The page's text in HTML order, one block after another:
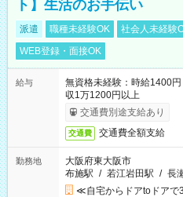
ト】生活のお手伝い
派遣 職種未経験OK 社会人未経験
WEB登録・面接OK
給与
無資格未経験：時給
収1万1200円以上
交通費別途支給あり
交通費 交通費全額支給
勤務地
大阪府東大阪市
布施駅 / 若江岩田駅 / 長
≪自宅からドアtoドアで